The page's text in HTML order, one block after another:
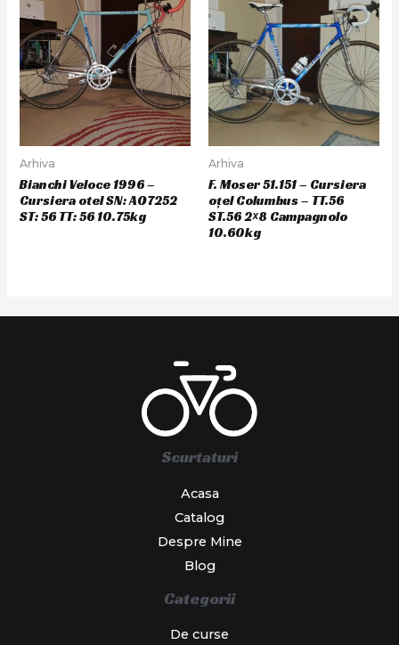
Arhiva
Bianchi Veloce 1996 –
Cursiera otel SN: AO7252
ST: 56 TT: 56 10.75kg
Arhiva
F. Moser 51.151 – Cursiera
oțel Columbus – TT.56
ST.56 2×8 Campagnolo
10.60kg
Scurtaturi
Acasa
Catalog
Despre Mine
Blog
Categorii
De curse